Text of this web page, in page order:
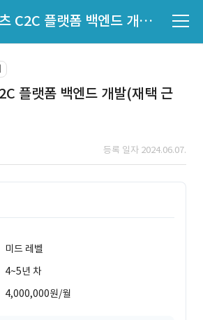
디지털 콘텐츠 C2C 플랫폼 백엔드 개발(재택 근무)
플랫폼 백엔드 개발(재택 근
등록 일자 2024.06.07.
미드 레벨
4~5년 차
4,000,000원/월